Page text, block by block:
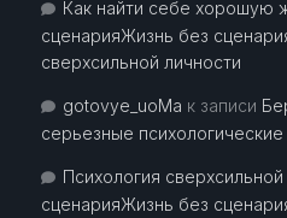
Как найти себе хорошую
сценарияЖизнь без
сверхсильной личности
gotovye_uoMa к записи
серьезные психологические
Психология
сценарияЖизнь без